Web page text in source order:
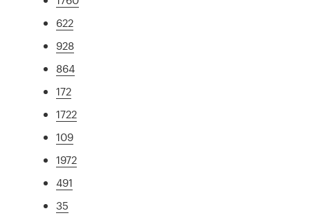
622
928
864
172
1722
109
1972
491
35